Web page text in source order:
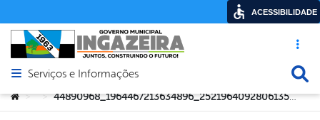
Acesso
Abrir menu principal de navegação
Serviços e Informações
Você está aqui:
> > 44890968_1964467213634896_2521964092806135808_n
ACESSIBILIDADE